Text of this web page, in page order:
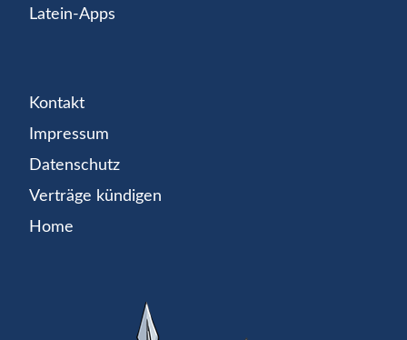
Latein-Apps
Kontakt
Impressum
Datenschutz
Verträge kündigen
Home